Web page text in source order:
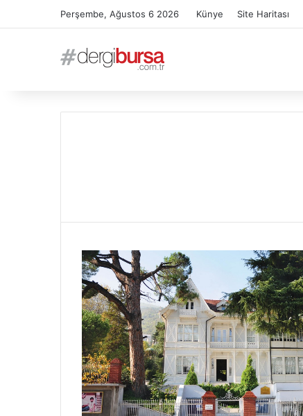
Perşembe, Ağustos 6 2026 Künye Site Haritası